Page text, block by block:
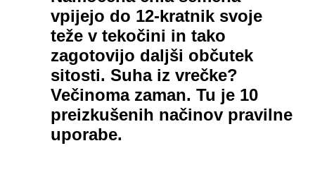
vpijejo do 12-kratnik svoje
teže v tekočini in tako
zagotovijo daljši občutek
sitosti. Suha iz vrečke?
Večinoma zaman. Tu je 10
preizkušenih načinov pravilne
uporabe.